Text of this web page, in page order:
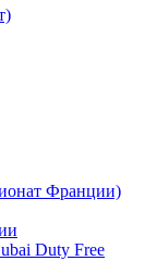
Франции)
Duty Free